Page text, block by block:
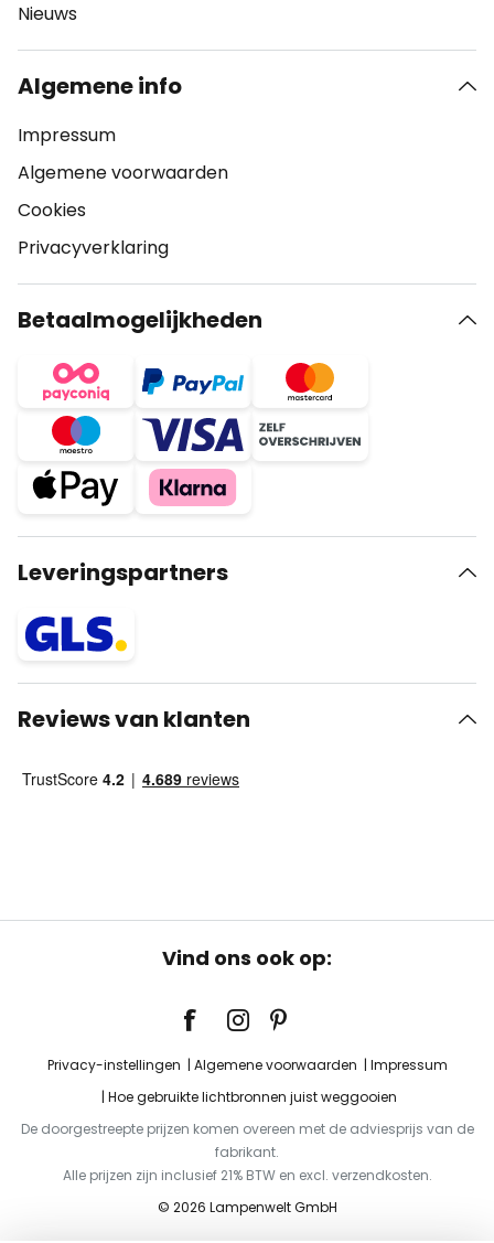
Nieuws
Algemene info
Impressum
Algemene voorwaarden
Cookies
Privacyverklaring
Betaalmogelijkheden
Leveringspartners
Reviews van klanten
Vind ons ook op:
Privacy-instellingen Algemene voorwaarden
Impressum
Hoe gebruikte lichtbronnen juist weggooien
De doorgestreepte prijzen komen overeen met de adviesprijs van de
fabrikant.
Alle prijzen zijn inclusief 21% BTW en excl. verzendkosten.
© 2026 Lampenwelt GmbH